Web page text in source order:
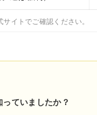
イトでご確認ください。
ていましたか？